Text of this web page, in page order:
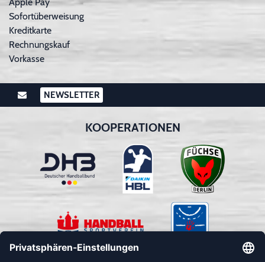
Sofortüberweisung
Kreditkarte
Rechnungskauf
Vorkasse
NEWSLETTER
KOOPERATIONEN